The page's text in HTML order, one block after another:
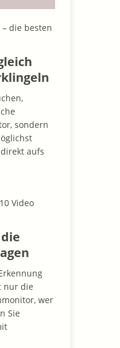
sondern
aufs
nur die
wer
Sie